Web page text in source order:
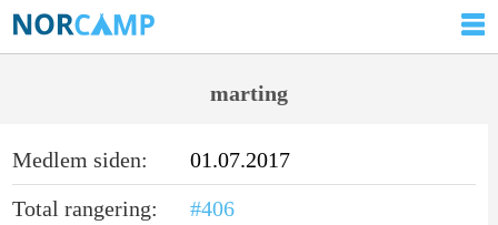
marting
Medlem siden:
01.07.2017
Total rangering:
#406